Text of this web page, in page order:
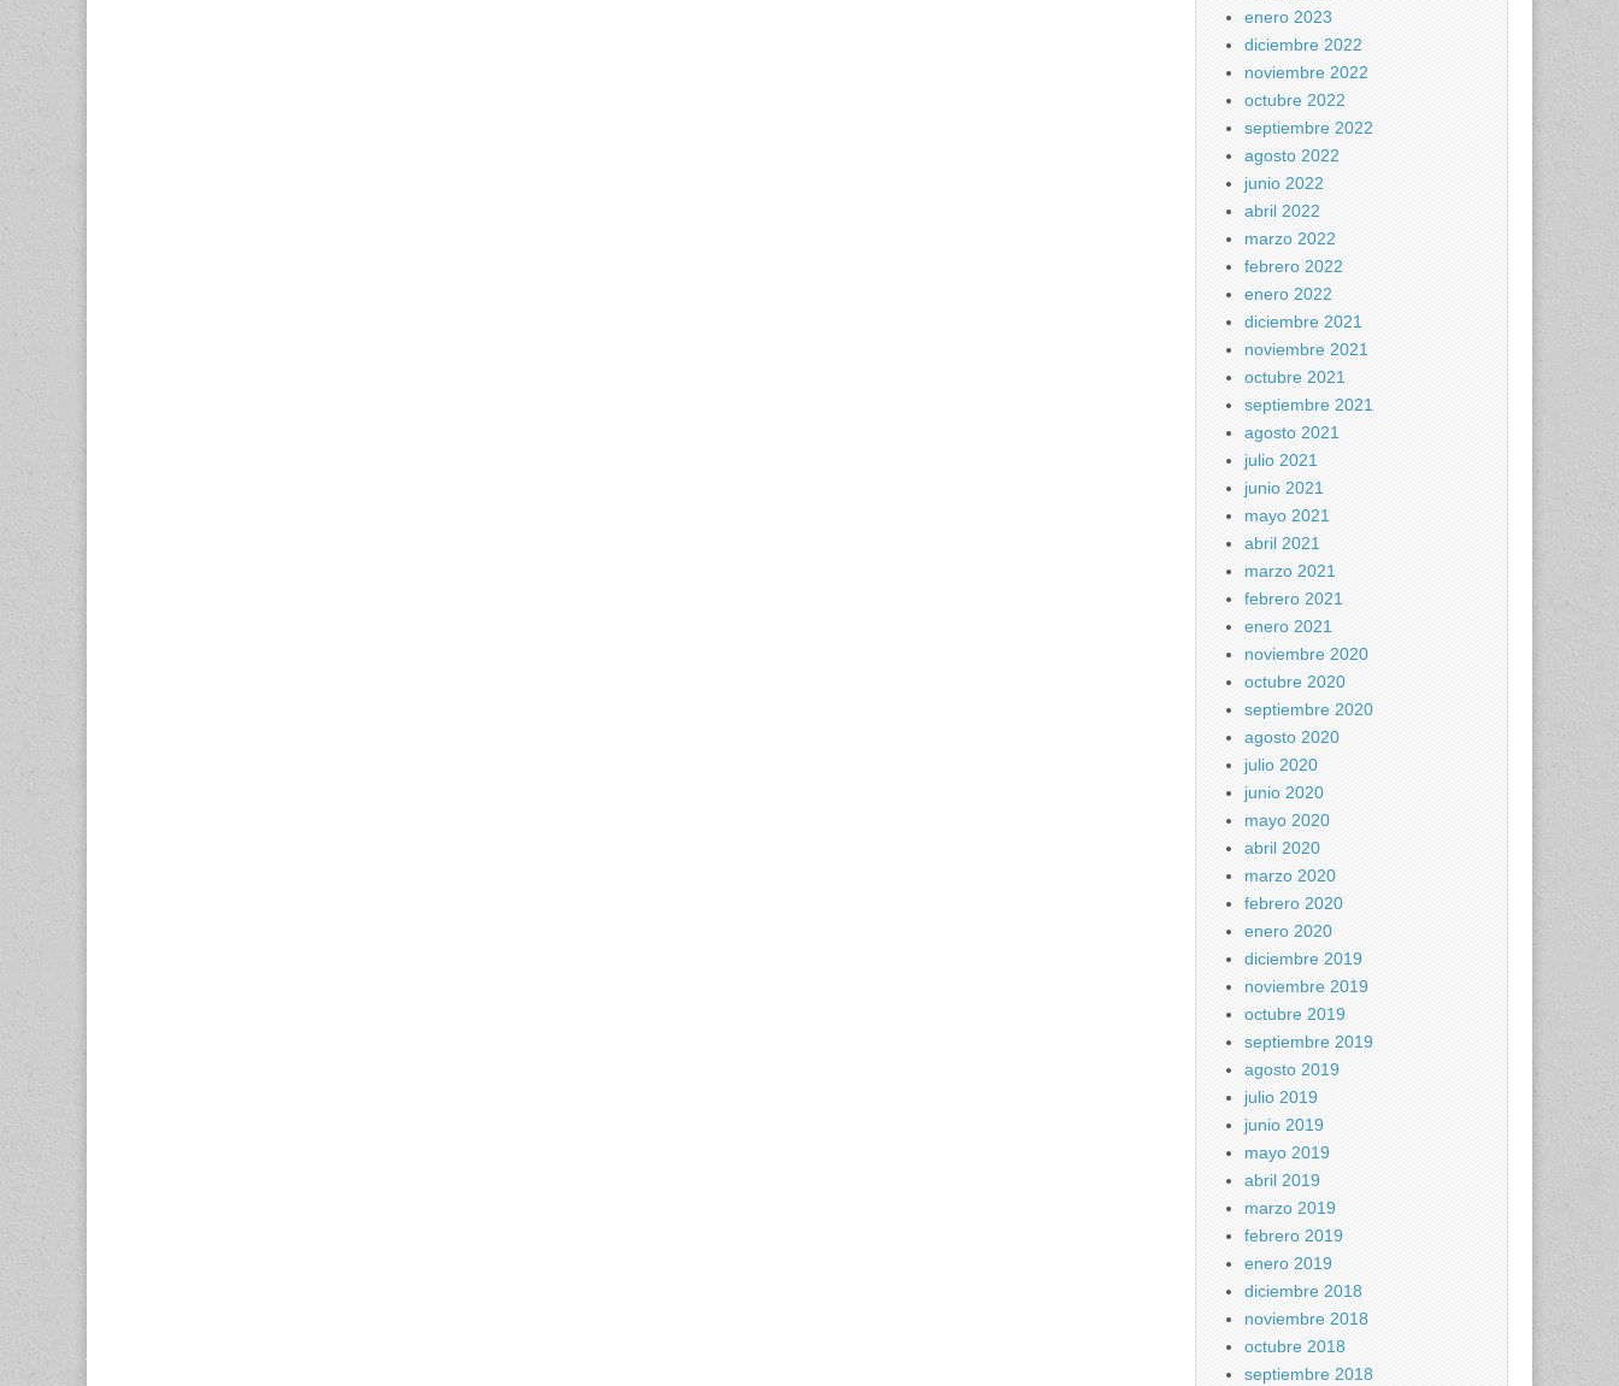
enero 2023
diciembre 2022
noviembre 2022
octubre 2022
septiembre 2022
agosto 2022
junio 2022
abril 2022
marzo 2022
febrero 2022
enero 2022
diciembre 2021
noviembre 2021
octubre 2021
septiembre 2021
agosto 2021
julio 2021
junio 2021
mayo 2021
abril 2021
marzo 2021
febrero 2021
enero 2021
noviembre 2020
octubre 2020
septiembre 2020
agosto 2020
julio 2020
junio 2020
mayo 2020
abril 2020
marzo 2020
febrero 2020
enero 2020
diciembre 2019
noviembre 2019
octubre 2019
septiembre 2019
agosto 2019
julio 2019
junio 2019
mayo 2019
abril 2019
marzo 2019
febrero 2019
enero 2019
diciembre 2018
noviembre 2018
octubre 2018
septiembre 2018